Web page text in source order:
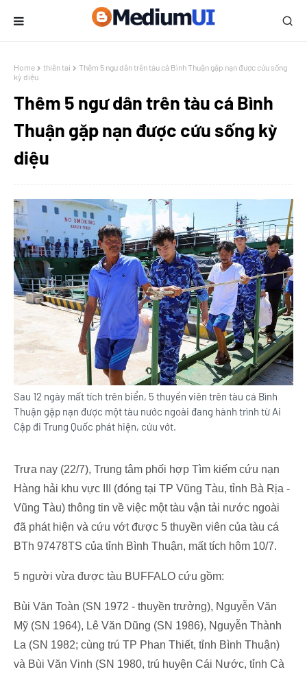
Home thiên tai
Thêm 5 ngư dân trên tàu cá Bình Thuận gặp nạn được cứu sống
kỳ diệu
Thêm 5 ngư dân trên tàu cá Bình
Thuận gặp nạn được cứu sống kỳ
diệu
Sau 12 ngày mất tích trên biển, 5 thuyền viên trên tàu cá Bình
Thuận gặp nạn được một tàu nước ngoài đang hành trình từ Ai
Cập đi Trung Quốc phát hiện, cứu vớt.
Trưa nay (22/7), Trung tâm phối hợp Tìm kiếm cứu nạn
Hàng hải khu vực III (đóng tại TP Vũng Tàu, tỉnh Bà Rịa -
Vũng Tàu) thông tin về việc một tàu vận tải nước ngoài
đã phát hiện và cứu vớt được 5 thuyền viên của tàu cá
BTh 97478TS của tỉnh Bình Thuận, mất tích hôm 10/7.
5 người vừa được tàu BUFFALO cứu gồm:
Bùi Văn Toàn (SN 1972 - thuyền trưởng), Nguyễn Văn
Mỹ (SN 1964), Lê Văn Dũng (SN 1986), Nguyễn Thành
La (SN 1982; cùng trú TP Phan Thiết, tỉnh Bình Thuận)
và Bùi Văn Vinh (SN 1980, trú huyện Cái Nước, tỉnh Cà